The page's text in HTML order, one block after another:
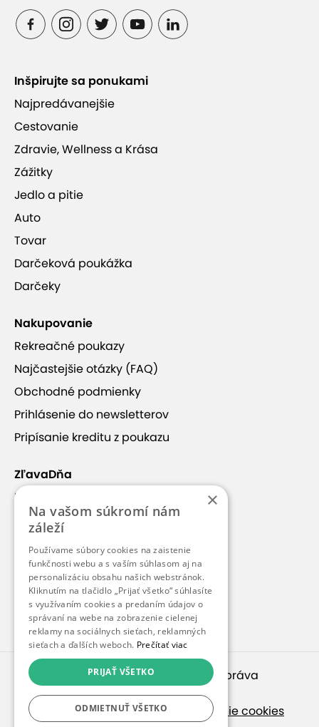
Inšpirujte sa ponukami
Najpredávanejšie
Cestovanie
Zdravie, Wellness a Krása
Zážitky
Jedlo a pitie
Auto
Tovar
Darčeková poukážka
Darčeky
Nakupovanie
Rekreačné poukazy
Najčastejšie otázky (FAQ)
Obchodné podmienky
Prihlásenie do newsletterov
Pripísanie kreditu z poukazu
ZľavaDňa
Náš príbeh
Kontakt
Kariéra
Blog
Pre médiá
Pre partnerov
© 2010 – 2026inspirago s. r. o.
. Všetky práva
vyhradené.
Ochrana osobných údajov| Nastavenie cookies
×
Na vašom súkromí nám
záleží
Používame súbory cookies na zaistenie
funkčnosti webu a s vaším súhlasom aj na
personalizáciu obsahu našich webstránok.
Kliknutím na tlačidlo „Prijať všetko“ súhlasíte
s využívaním cookies a predaním údajov o
správaní na webe na zobrazenie cielenej
reklamy na sociálnych sieťach, reklamných
sieťach a ďalších weboch. Prečítať viac
PRIJAŤ VŠETKO
ODMIETNUŤ VŠETKO